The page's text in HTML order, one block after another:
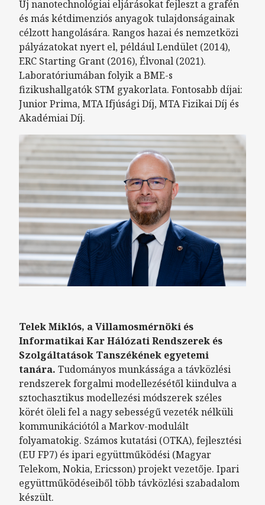
Új nanotechnológiai eljárásokat fejleszt a grafén
és más kétdimenziós anyagok tulajdonságainak
célzott hangolására. Rangos hazai és nemzetközi
pályázatokat nyert el, például Lendület (2014),
ERC Starting Grant (2016), Élvonal (2021).
Laboratóriumában folyik a BME-s
fizikushallgatók STM gyakorlata. Fontosabb díjai:
Junior Prima, MTA Ifjúsági Díj, MTA Fizikai Díj és
Akadémiai Díj.
Telek Miklós, a Villamosmérnöki és
Informatikai Kar Hálózati Rendszerek és
Szolgáltatások Tanszékének egyetemi
tanára. Tudományos munkássága a távközlési
rendszerek forgalmi modellezésétől kiindulva a
sztochasztikus modellezési módszerek széles
körét öleli fel a nagy sebességű vezeték nélküli
kommunikációtól a Markov-modulált
folyamatokig. Számos kutatási (OTKA), fejlesztési
(EU FP7) és ipari együttműködési (Magyar
Telekom, Nokia, Ericsson) projekt vezetője. Ipari
együttműködéseiből több távközlési szabadalom
készült.